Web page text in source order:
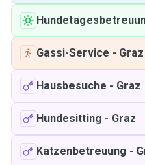
Gassi-Service - Graz
Hausbesuche - Graz
Hundesitting - Graz
Katzenbetreuung -